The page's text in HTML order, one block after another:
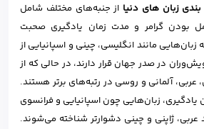
بندی زبان‌ های دنیا از جنبه‌های مختلف شامل
بودن گرامر و مدت زمان یادگیری صحبت
مانند انگلیسی، چینی و اسپانیایی از
در صدر جهان قرار دارند، در حالی که از
عربی، آلمانی و روسی در رتبه‌های برتر هستند.
یادگیری، زبان‌هایی چون اسپانیایی و فرانسوی
عربی، ژاپنی و چینی دشوارتر شناخته می‌شوند.